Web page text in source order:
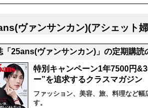
ヴァンサンカン)(アシェット
「25ans(ヴァンサンカン)」の定期購読
特別キャンペーン1年7500円
ー”を追求するクラスマガジン
ファッション、美容、旅、料理など
す。